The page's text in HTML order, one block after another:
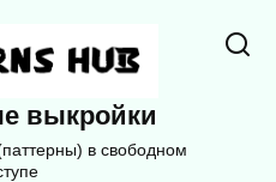
выкройки
в свободном